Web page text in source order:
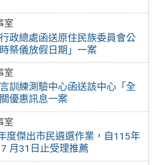
室
政總處函送原住民族委員會公
祭儀放假日期」一案
室
訓練測驗中心函送該中心「全
優惠訊息一案
室
度傑出市民遴選作業，自115年
月31日止受理推薦